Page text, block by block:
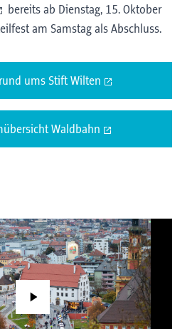
bereits ab Dienstag, 15. Oktober
am Samstag als Abschluss.
ums Stift Wilten
Waldbahn
Play